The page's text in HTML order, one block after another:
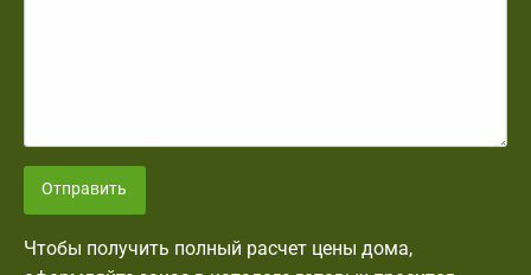
Отправить
Чтобы получить полный расчет цены дома,